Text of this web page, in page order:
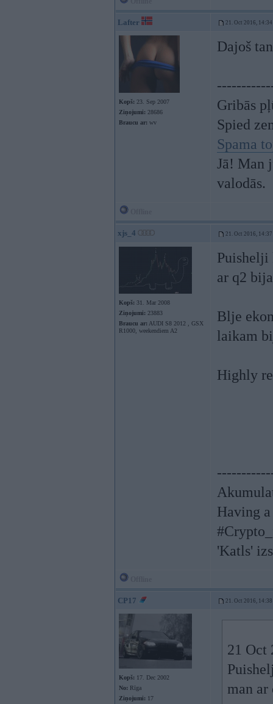
Lafter 21. Oct 2016, 14:34
Kopš: 23. Sep 2007
Ziņojumi: 28686
Braucu ar: wv
Dajoš
Gribās
Spied
Spama
Jā! Man
valodās.
xjs_4 21. Oct 2016, 14:37
Kopš: 31. Mar 2008
Ziņojumi: 23883
Braucu ar: AUDI S8 2012 , GSX
R1000, weekendiem A2
Puishelji
ar q2
Blje
laikam
Highly
Having
'Katls'
CP17 21. Oct 2016, 14:38
Kopš: 17. Dec 2002
No: Rīga
Ziņojumi: 17
21 Oct
man ar